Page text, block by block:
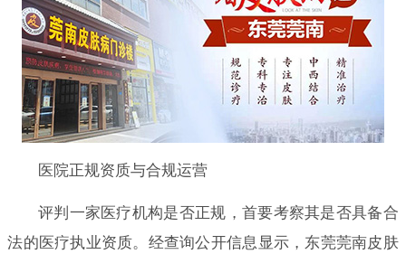
医院正规资质与合规运营
评判一家医疗机构是否正规，首要考察其是否具备合
法的医疗执业资质。经查询公开信息显示，东莞莞南皮肤